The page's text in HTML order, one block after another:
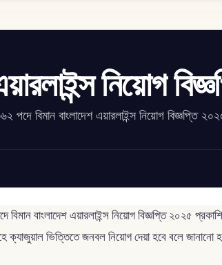
নিয়োগ
পদে বিমান বাংলাদেশ এয়ারলাইন্স নিয়োগ বিজ্ঞপ্তি
বাংলাদেশ এয়ারলাইন্স নিয়োগ বিজ্ঞপ্তি ২০২৫
ক্যাজুয়াল ভিত্তিতে জনবল নিয়োগ দেয়া হবে বলে